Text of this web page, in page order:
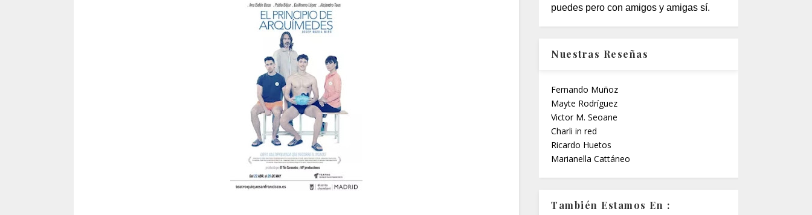
puedes pero con amigos y amigas sí.
Nuestras Reseñas
Fernando Muñoz
Mayte Rodríguez
Victor M. Seoane
Charli in red
Ricardo Huetos
Marianella Cattáneo
También Estamos En :